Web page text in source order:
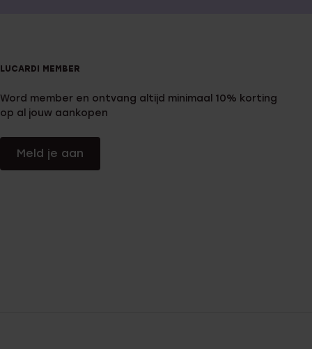
LUCARDI MEMBER
Word member en ontvang altijd minimaal 10% korting
op al jouw aankopen
Meld je aan